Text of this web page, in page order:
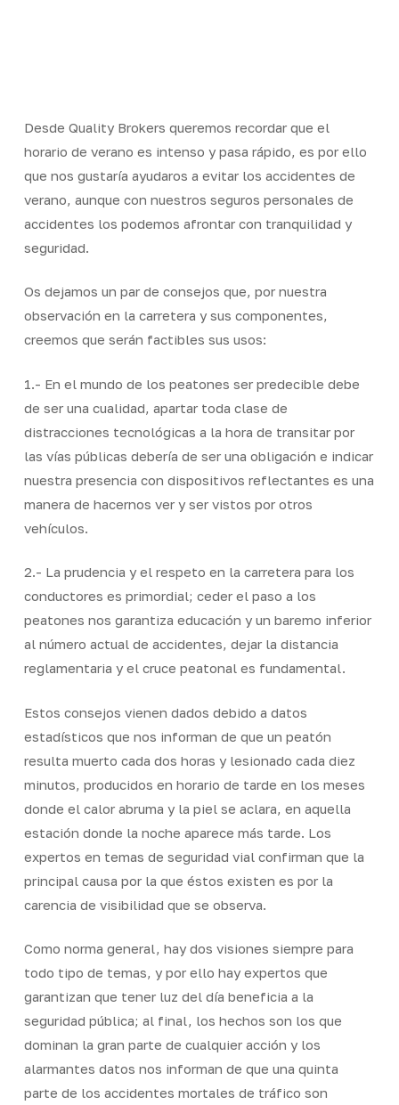
Desde Quality Brokers queremos recordar que el
horario de verano es intenso y pasa rápido, es por ello
que nos gustaría ayudaros a evitar los accidentes de
verano, aunque con nuestros seguros personales de
accidentes los podemos afrontar con tranquilidad y
seguridad.
Os dejamos un par de consejos que, por nuestra
observación en la carretera y sus componentes,
creemos que serán factibles sus usos:
1.- En el mundo de los peatones ser predecible debe
de ser una cualidad, apartar toda clase de
distracciones tecnológicas a la hora de transitar por
las vías públicas debería de ser una obligación e indicar
nuestra presencia con dispositivos reflectantes es una
manera de hacernos ver y ser vistos por otros
vehículos.
2.- La prudencia y el respeto en la carretera para los
conductores es primordial; ceder el paso a los
peatones nos garantiza educación y un baremo inferior
al número actual de accidentes, dejar la distancia
reglamentaria y el cruce peatonal es fundamental.
Estos consejos vienen dados debido a datos
estadísticos que nos informan de que un peatón
resulta muerto cada dos horas y lesionado cada diez
minutos, producidos en horario de tarde en los meses
donde el calor abruma y la piel se aclara, en aquella
estación donde la noche aparece más tarde. Los
expertos en temas de seguridad vial confirman que la
principal causa por la que éstos existen es por la
carencia de visibilidad que se observa.
Como norma general, hay dos visiones siempre para
todo tipo de temas, y por ello hay expertos que
garantizan que tener luz del día beneficia a la
seguridad pública; al final, los hechos son los que
dominan la gran parte de cualquier acción y los
alarmantes datos nos informan de que una quinta
parte de los accidentes mortales de tráfico son